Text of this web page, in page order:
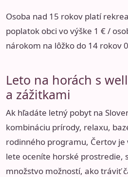
Osoba nad 15 rokov platí
poplatok obci vo výške 1 € /
nárokom na lôžko do 14 rokov
Leto na horách s
a zážitkami
Ak hľadáte letný pobyt na
kombináciu prírody, relaxu,
rodinného programu, Čertov je
lete oceníte horské prostredie,
množstvo možností, ako tráviť